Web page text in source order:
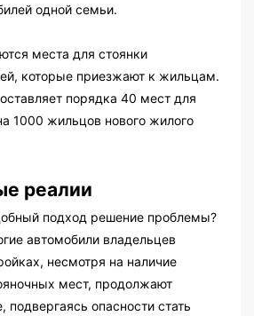
одной семьи.
места для стоянки
которые приезжают к жильцам.
порядка 40 мест для
1000 жильцов нового жилого
реалии
подход решение проблемы?
автомобили владельцев
несмотря на наличие
мест, продолжают
подвергаясь опасности стать